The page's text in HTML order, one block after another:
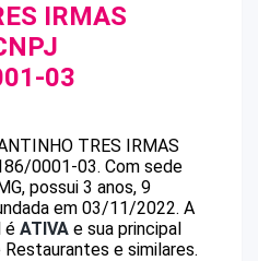
IRMAS
03
TRES IRMAS
0001-03. Com sede
possui 3 anos, 9
em 03/11/2022. A
é ATIVA e sua principal
e similares.